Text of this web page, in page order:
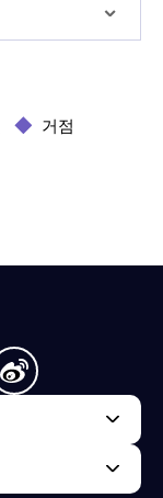
거점